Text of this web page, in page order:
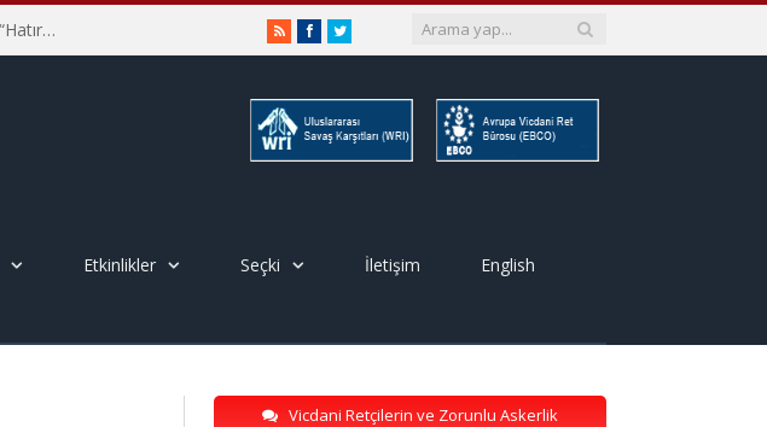
Hiroşima’nın 81. Yılında İtalyan Savaş Karşıtları Harekete Geçti: “Hatırlamak yeterli değil” RSSFacebookTwitter
Etkinlikler Seçki İletişim English
Vicdani Retçilerin ve Zorunlu Askerlik